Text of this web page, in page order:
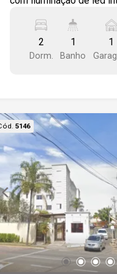
um deles com armários
marca Favorita,
colado, wc com gabinete, lavatório
de serviço dividida da
de vidro temperado com
Condomínio completo
com elevador contendo
4 apartamentos cada
unidades no
horas, serviços de
adulto e infantil,
ginástica, sala de jogos e
festas com mesas
refrigerador e micro-
2
Dorm.
1
Banho
1
5146